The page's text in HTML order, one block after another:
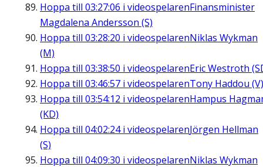
Hoppa till 03:27:06 i videospelarenFinansminister
Magdalena Andersson (S)
Hoppa till 03:28:20 i videospelarenNiklas Wykman
(M)
Hoppa till 03:38:50 i videospelarenEric Westroth
Hoppa till 03:46:57 i videospelarenTony Haddou (V)
Hoppa till 03:54:12 i videospelarenHampus
(KD)
Hoppa till 04:02:24i videospelarenJörgen Hellman
(S)
Hoppa till 04:09:30 i videospelarenNiklas Wykman